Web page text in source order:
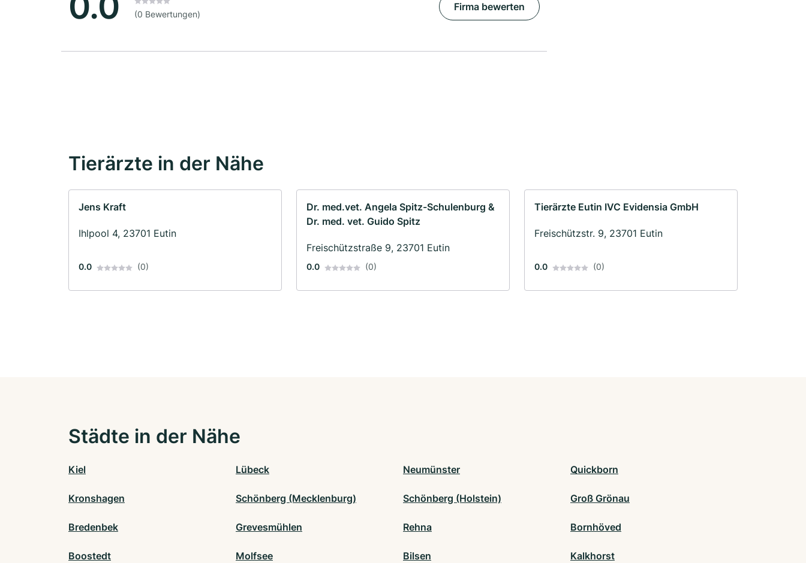
(0 Bewertungen)
Firma bewerten
Tierärzte in der Nähe
Jens Kraft
Ihlpool 4, 23701 Eutin
0.0 (0)
Dr. med.vet. Angela Spitz-Schulenburg &
Dr. med. vet. Guido Spitz
Freischützstraße 9, 23701 Eutin
0.0 (0)
Tierärzte Eutin IVC Evidensia GmbH
Freischützstr. 9, 23701 Eutin
0.0 (0)
Städte in der Nähe
Kiel Lübeck Neumünster Quickborn
Kronshagen Schönberg (Mecklenburg) Schönberg (Holstein) Groß Grönau
Bredenbek Grevesmühlen Rehna Bornhöved
Boostedt Molfsee Bilsen Kalkhorst